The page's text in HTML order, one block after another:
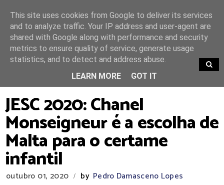
TRENDING
JESC 2020: Chanel
Monseigneur é a escolha de
Malta para o certame
infantil
outubro 01, 2020 / by Pedro Damasceno Lopes
This site uses cookies from Google to deliver its services
and to analyze traffic. Your IP address and user-agent are
shared with Google along with performance and security
metrics to ensure quality of service, generate usage
statistics, and to detect and address abuse.
LEARN MORE
GOT IT